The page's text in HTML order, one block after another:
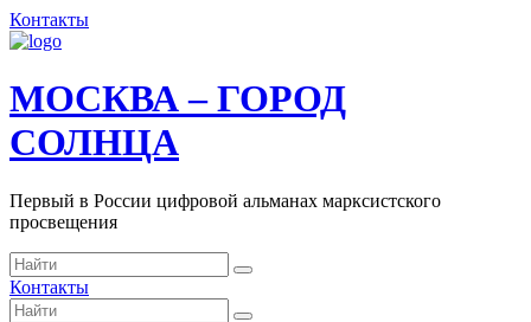
Контакты
МОСКВА – ГОРОД
СОЛНЦА
Первый в России цифровой альманах марксистского
просвещения
Контакты